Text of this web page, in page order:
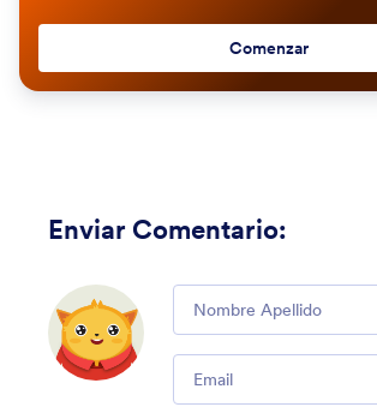
Comenzar
Enviar Comentario: